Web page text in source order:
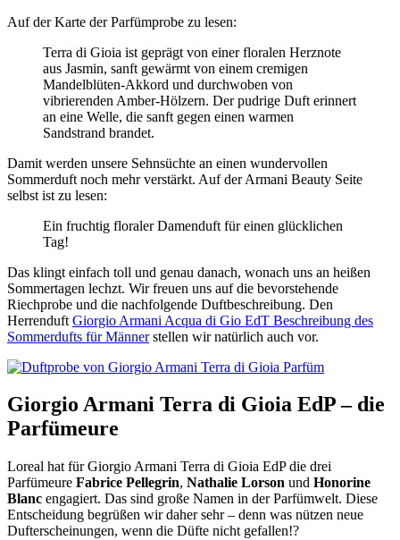
Auf der Karte der Parfümprobe zu lesen:
Terra di Gioia ist geprägt von einer floralen Herznote
aus Jasmin, sanft gewärmt von einem cremigen
Mandelblüten-Akkord und durchwoben von
vibrierenden Amber-Hölzern. Der pudrige Duft erinnert
an eine Welle, die sanft gegen einen warmen
Sandstrand brandet.
Damit werden unsere Sehnsüchte an einen wundervollen
Sommerduft noch mehr verstärkt. Auf der Armani Beauty Seite
selbst ist zu lesen:
Ein fruchtig floraler Damenduft für einen glücklichen
Tag!
Das klingt einfach toll und genau danach, wonach uns an heißen
Sommertagen lechzt. Wir freuen uns auf die bevorstehende
Riechprobe und die nachfolgende Duftbeschreibung. Den
Herrenduft Giorgio Armani Acqua di Gio EdT Beschreibung des
Sommerdufts für Männerstellen wir natürlich auch vor.
Giorgio Armani Terra di Gioia EdP – die
Parfümeure
Loreal hat für Giorgio Armani Terra di Gioia EdP die drei
Parfümeure Fabrice Pellegrin, Nathalie Lorson und Honorine
Blanc engagiert. Das sind große Namen in der Parfümwelt. Diese
Entscheidung begrüßen wir daher sehr – denn was nützen neue
Dufterscheinungen, wenn die Düfte nicht gefallen!?